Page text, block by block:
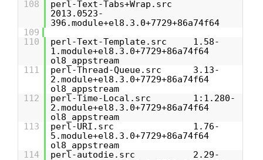
108
perl-Text-Tabs+Wrap.src
2013.0523-
396.module+el8.3.0+7729+86a74f64
109
110
perl-Text-Template.src 1.58-
1.module+el8.3.0+7729+86a74f64
ol8_appstream
111
perl-Thread-Queue.src 3.13-
2.module+el8.3.0+7729+86a74f64
ol8_appstream
112
perl-Time-Local.src 1:1.280-
2.module+el8.3.0+7729+86a74f64
ol8_appstream
113
perl-URI.src 1.76-
5.module+el8.3.0+7729+86a74f64
ol8_appstream
114
perl-autodie.src 2.29-